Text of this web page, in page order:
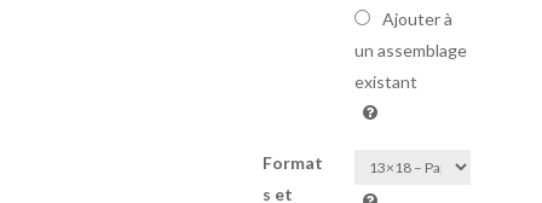
Ajouter à
un assemblage
existant
Format
s et